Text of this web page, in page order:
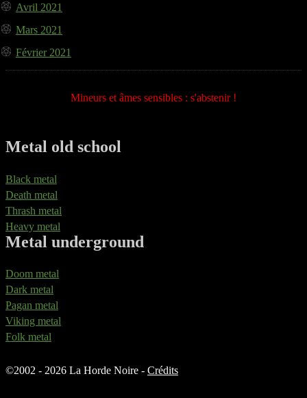
Avril 2021
Mars 2021
Février 2021
Mineurs et âmes sensibles : s'abstenir !
Metal old school
Black metal
Death metal
Thrash metal
Heavy metal
Metal underground
Doom metal
Dark metal
Pagan metal
Viking metal
Folk metal
©2002 - 2026 La Horde Noire - Crédits